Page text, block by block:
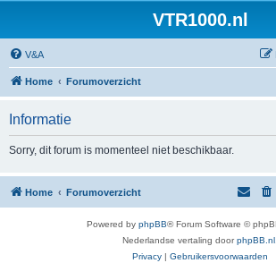
VTR1000.nl
V&A
Home Forumoverzicht
Informatie
Sorry, dit forum is momenteel niet beschikbaar.
Home Forumoverzicht
Powered by phpBB® Forum Software ©
Nederlandse vertaling doorphpBB.nl
Privacy | Gebruikersvoorwaarden